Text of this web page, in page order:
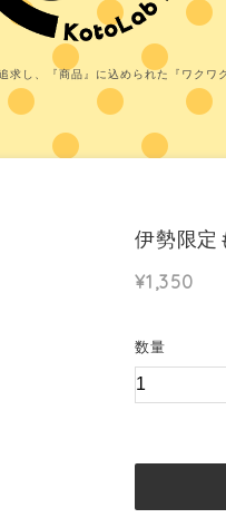
し、『商品』に込められた『ワクワ
伊勢限定
¥1,350
数量